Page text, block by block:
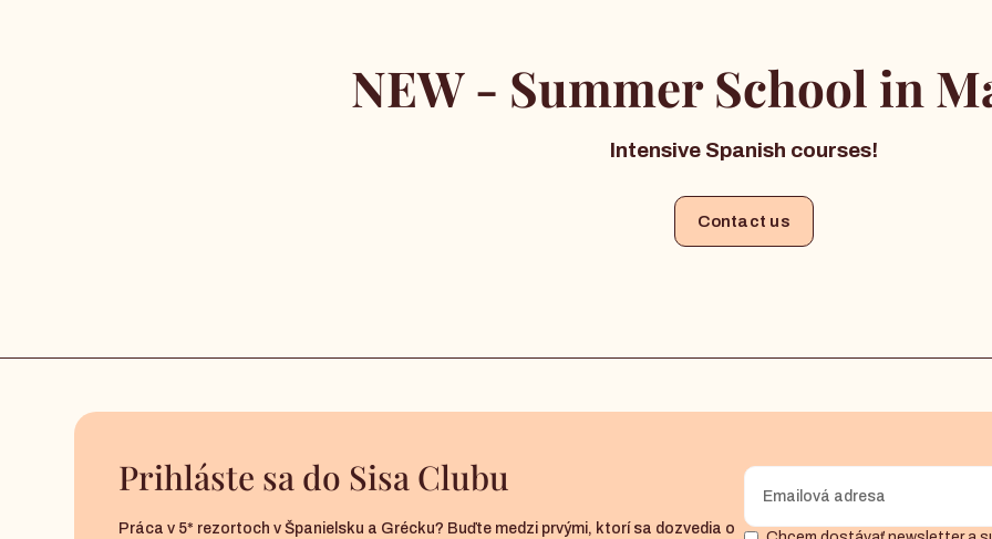
NEW - Summer School in
Intensive Spanish courses!
Contact us
Prihláste sa do Sisa Clubu
Práca v 5* rezortoch v Španielsku a Grécku? Buďte medzi prvými, ktorí sa dozvedia o